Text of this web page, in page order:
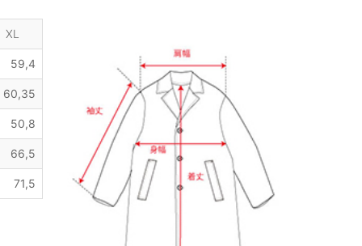
XL
59,4
60,35
50,8
66,5
71,5